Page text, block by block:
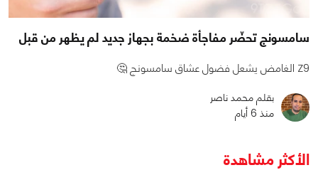
سامسونج تحضّر مفاجأة ضخمة بجهاز جديد لم يظهر من قبل
Z9 الغامض يشعل فضول عشاق سامسونج 🤔
بقلم محمد ناصر
منذ 6 أيام
الأكثر مشاهدة